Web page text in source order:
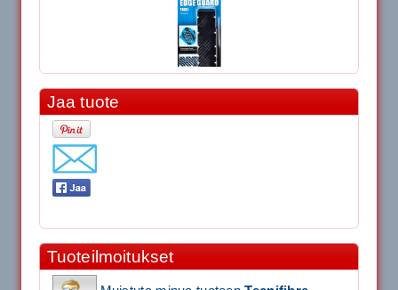
Signum S-7000 Jännityskone (Pöytämalli)
1,650.00€
SIGNUM S-7000 &...
Jaa tuote
Tuoteilmoitukset